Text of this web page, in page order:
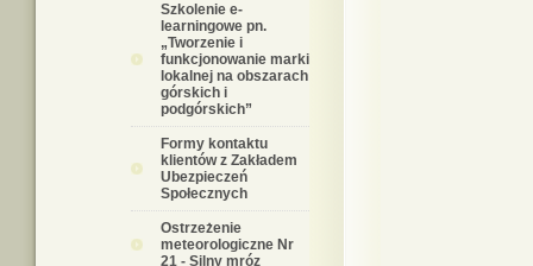
Szkolenie e-
learningowe pn.
„Tworzenie i
funkcjonowanie marki
lokalnej na obszarach
górskich i
podgórskich”
Formy kontaktu
klientów z Zakładem
Ubezpieczeń
Społecznych
Ostrzeżenie
meteorologiczne Nr
21 - Silny mróz